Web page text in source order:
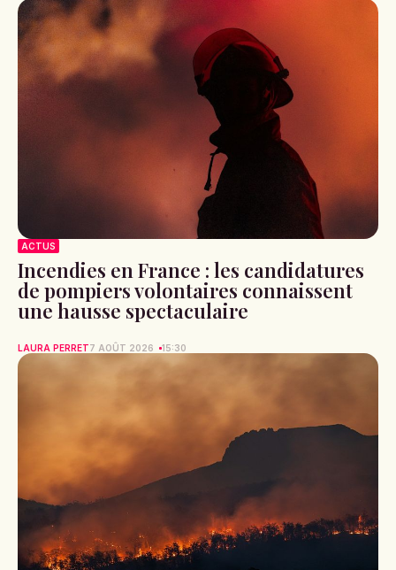
ACTUS
Incendies en France : les candidatures
de pompiers volontaires connaissent
une hausse spectaculaire
LAURA PERRET7 AOÛT 2026 15:30